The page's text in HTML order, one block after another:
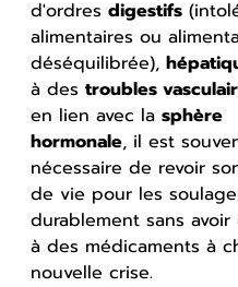
d'ordres digestifs
alimentaires ou
déséquilibrée),
à des troubles
en lien avec la sphère
hormonale, il est
nécessaire de revoir
de vie pour les
durablement sans avoir
à des médicaments à
nouvelle crise.